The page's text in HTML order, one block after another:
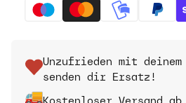
Unzufrieden mit
senden dir Ersatz!